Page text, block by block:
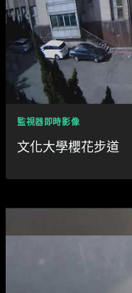
監視器即時影像
文化大學櫻花步道